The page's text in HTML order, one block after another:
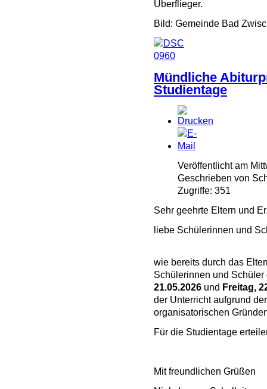
Überflieger.
Bild: Gemeinde Bad
Mündliche
Studientage
Veröffentlicht am
Geschrieben von
Zugriffe: 351
Sehr geehrte Eltern und
liebe Schülerinnen und
wie bereits durch das
Schülerinnen und
21.05.2026 und Freitag,
der Unterricht aufgrund
organisatorischen
Für die Studientage
Mit freundlichen Grüßen